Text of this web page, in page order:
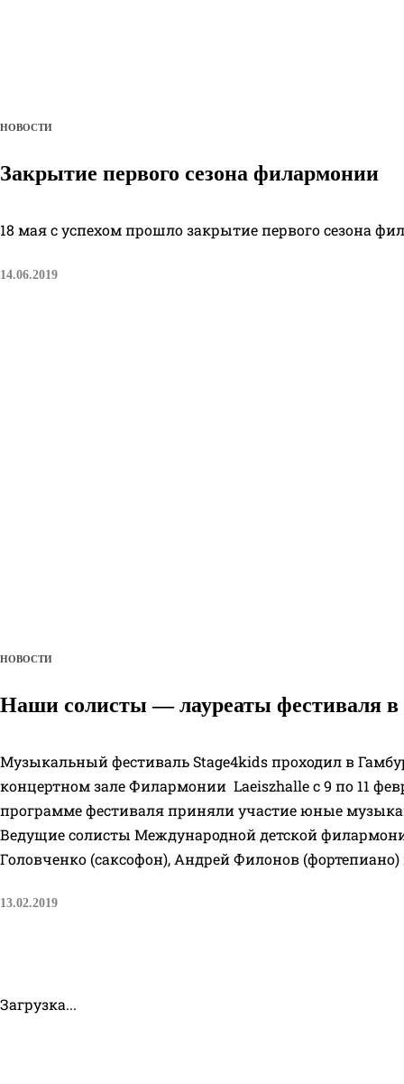
НОВОСТИ
Закрытие первого сезона филармонии
18 мая с успехом прошло закрытие первого сезона
14.06.2019
НОВОСТИ
Наши солисты — лауреаты фестиваля в
Музыкальный фестиваль Stage4kids проходил в
концертном зале Филармонии Laeiszhalle с 9 по 11
программе фестиваля приняли участие юные
Ведущие солисты Международной детской
Головченко (саксофон), Андрей Филонов
13.02.2019
Загрузка...